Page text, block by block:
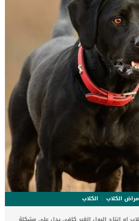
على الطعام والاحتفاظ به في الفم ألم الفك
الفقدان التدريجي لكتلة العضلات بروز
العين بروز مقلة العين اقرا ايضا: ألم الظهر
الكامنة خلف الاعتلال العضلى البؤرى عند
خلف هذه المشكلة هى خلل مناعى. […]
الكلاب
الكلاب